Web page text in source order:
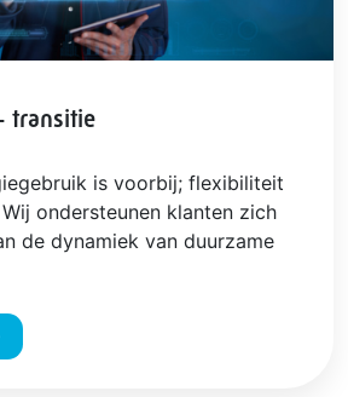
transitie
is voorbij; flexibiliteit
ondersteunen klanten zich
de dynamiek van duurzame